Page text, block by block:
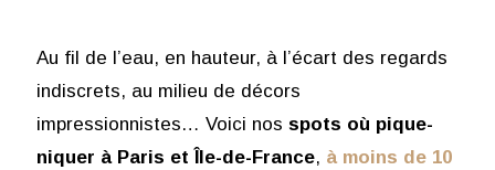
Au fil de l’eau, en hauteur, à l’écart des regards
indiscrets, au milieu de décors
impressionnistes… Voici nos spots où pique-
niquer à Paris et Île-de-France, à moins de 10